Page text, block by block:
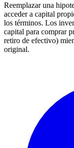
Reemplazar una
acceder a capital
los términos. Los
capital para comprar
retiro de efectivo)
original.